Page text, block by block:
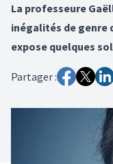
La professeure
inégalités de genre
expose quelques
Partager :